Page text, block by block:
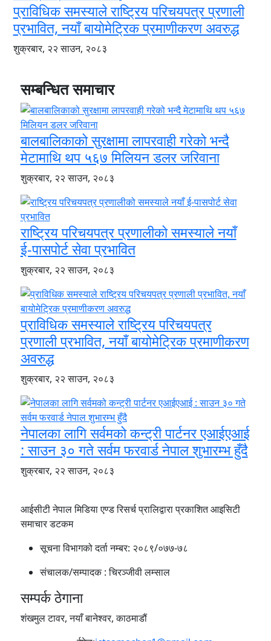
प्राविधिक समस्याले राष्ट्रिय परिचयपत्र प्रणाली
प्रभावित, नयाँ बायोमेट्रिक प्रमाणीकरण अवरुद्ध
शुक्रबार, २२ साउन, २०८३
सम्बन्धित समाचार
बालबालिकाको सुरक्षामा लापरवाही गरेको भन्दै
मेटामाथि थप ५६७ मिलियन डलर जरिवाना
शुक्रबार, २२ साउन, २०८३
राष्ट्रिय परिचयपत्र प्रणालीको समस्याले नयाँ
ई-पासपोर्ट सेवा प्रभावित
शुक्रबार, २२ साउन, २०८३
प्राविधिक समस्याले राष्ट्रिय परिचयपत्र
प्रणाली प्रभावित, नयाँ बायोमेट्रिक प्रमाणीकरण
अवरुद्ध
शुक्रबार, २२ साउन, २०८३
नेपालका लागि सर्वमको कन्ट्री पार्टनर एआईएआई
: साउन ३० गते सर्वम फरवार्ड नेपाल शुभारम्भ हुँदै
शुक्रबार, २२ साउन, २०८३
आईसीटी नेपाल मिडिया एण्ड रिसर्च प्रालिद्वारा प्रकाशित आइसिटी
समाचार डटकम
सूचना विभागको दर्ता नम्बर: २०८९/०७७-७८
संचालक/सम्पादक :चिरञ्जीवी लम्साल
सम्पर्क ठेगाना
शंखमुल टावर, नयाँ बानेश्वर, काठमाडौं